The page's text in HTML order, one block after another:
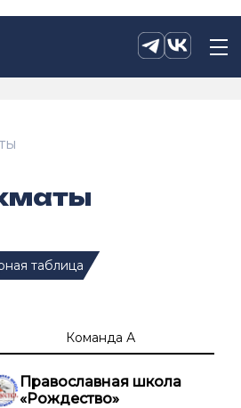
таблица
Команда А
Православная школа
«Рождество»